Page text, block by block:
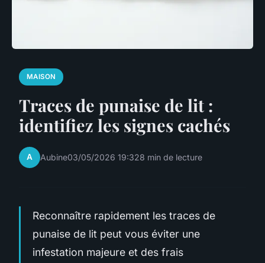
MAISON
Traces de punaise de lit :
identifiez les signes cachés
A Aubine03/05/2026 19:328 min de lecture
Reconnaître rapidement les traces de
punaise de lit peut vous éviter une
infestation majeure et des frais